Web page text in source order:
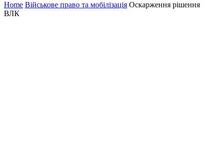
Home Військове право та мобілізація Оскарження рішення
ВЛК